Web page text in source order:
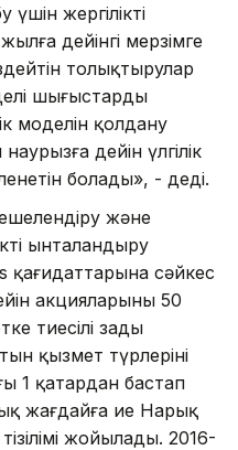
жергілікті
дейінгі мерзімге
толықтырулар
шығыстарды
моделін қолдану
дейін үлгілік
болады», - деді.
және
ынталандыру
қағидаттарына сәйкес
акцияларының 50
тиесілі заңды
қызмет түрлерінің
1 қаңтардан бастап
жағдайға ие Нарық
тізілімі жойылады. 2016-